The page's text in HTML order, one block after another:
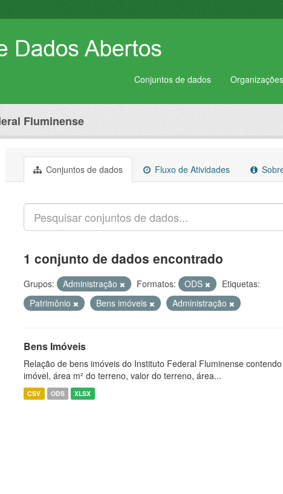
Conjuntos de dados Organizações
Fluminense
Conjuntos de dados Fluxo de Atividades
1 conjunto de dados encontrado
Grupos: Administração Formatos: ODS
Etiquetas:
Patrimônio
Bens imóveis Administração
Bens Imóveis
Relação de bens imóveis do Instituto Federal Fluminense
imóvel, área m² do terreno, valor do terreno, área...
CSV ODS XLSX